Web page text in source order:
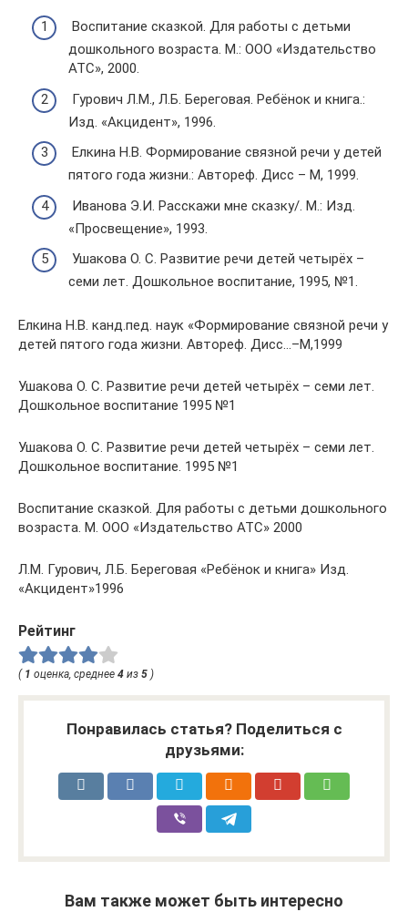
Воспитание сказкой. Для работы с детьми
дошкольного возраста. М.: ООО «Издательство
АТС», 2000.
Гурович Л.М., Л.Б. Береговая. Ребёнок и книга.:
Изд. «Акцидент», 1996.
Елкина Н.В. Формирование связной речи у детей
пятого года жизни.: Автореф. Дисс – М, 1999.
Иванова Э.И. Расскажи мне сказку/. М.: Изд.
«Просвещение», 1993.
Ушакова О. С. Развитие речи детей четырёх –
семи лет. Дошкольное воспитание, 1995, №1.
Елкина Н.В. канд.пед. наук «Формирование связной речи у
детей пятого года жизни. Автореф. Дисс…–М,1999
Ушакова О. С. Развитие речи детей четырёх – семи лет.
Дошкольное воспитание 1995 №1
Ушакова О. С. Развитие речи детей четырёх – семи лет.
Дошкольное воспитание. 1995 №1
Воспитание сказкой. Для работы с детьми дошкольного
возраста. М. ООО «Издательство АТС» 2000
Л.М. Гурович, Л.Б. Береговая «Ребёнок и книга» Изд.
«Акцидент»1996
Рейтинг
( 1 оценка, среднее 4 из 5 )
Понравилась статья? Поделиться с
друзьями:
Вам также может быть интересно